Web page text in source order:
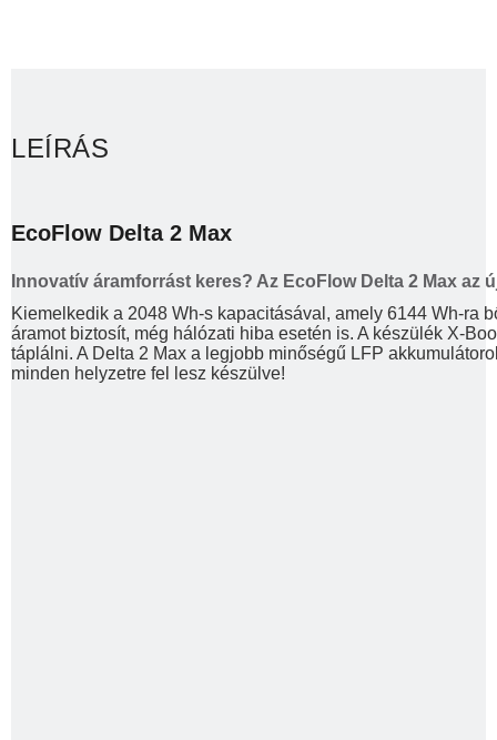
LEÍRÁS
EcoFlow Delta 2 Max
Innovatív áramforrást keres? Az EcoFlow Delta 2 Max
Kiemelkedik a 2048 Wh-s kapacitásával, amely 6144 Wh-ra
áramot biztosít, még hálózati hiba esetén is. A készülék X-
táplálni. A Delta 2 Max a legjobb minőségű LFP
minden helyzetre fel lesz készülve!